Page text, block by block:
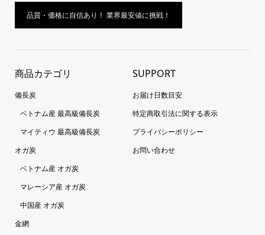
品質・価格に自信あり！ 業界最安値に挑戦！
商品カテゴリ
備長炭
ベトナム産 最高級備長炭
マイティウ 最高級備長炭
オガ炭
ベトナム産 オガ炭
マレーシア産 オガ炭
中国産 オガ炭
金網
SUPPORT
お届け日数目安
特定商取引法に関する表示
プライバシーポリシー
お問い合わせ